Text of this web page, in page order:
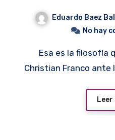
Eduardo Baez
No hay
Esa es la filosofía que está aplicando
Christian Franco ante
Leer